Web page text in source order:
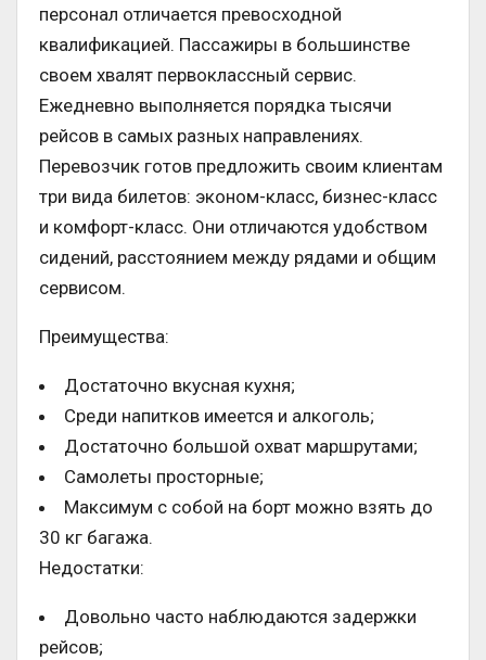
персонал отличается превосходной
квалификацией. Пассажиры в большинстве
своем хвалят первоклассный сервис.
Ежедневно выполняется порядка тысячи
рейсов в самых разных направлениях.
Перевозчик готов предложить своим клиентам
три вида билетов: эконом-класс, бизнес-класс
и комфорт-класс. Они отличаются удобством
сидений, расстоянием между рядами и общим
сервисом.
Преимущества:
Достаточно вкусная кухня;
Среди напитков имеется и алкоголь;
Достаточно большой охват маршрутами;
Самолеты просторные;
Максимум с собой на борт можно взять до
30 кг багажа.
Недостатки:
Довольно часто наблюдаются задержки
рейсов;